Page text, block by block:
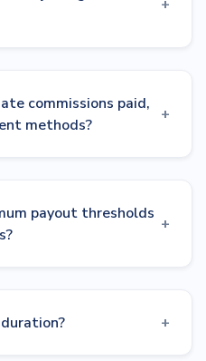
commissions paid,
methods?
payout thresholds